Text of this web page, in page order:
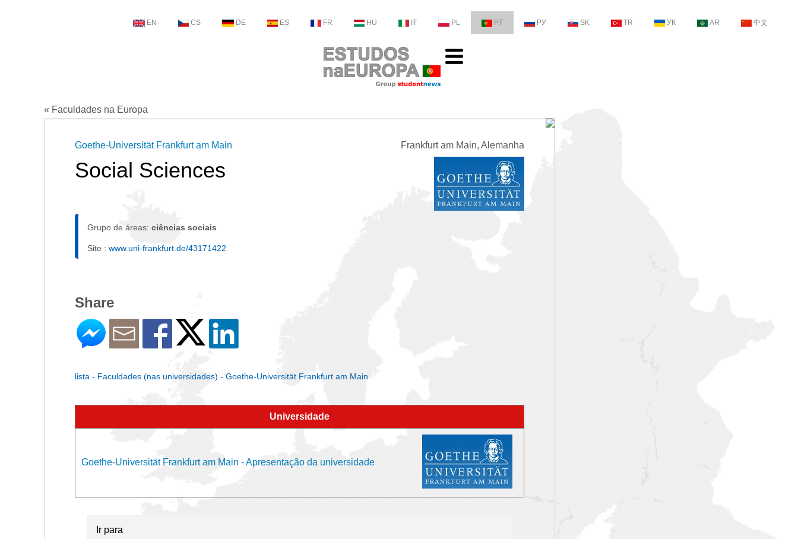
EN CS DE ES FR HU IT PL PT РУ SK TR УК AR 中文
« Faculdades na Europa
Frankfurt am Main, Alemanha
Goethe-Universität Frankfurt am Main
Social Sciences
Grupo de áreas: ciências sociais
Site : www.uni-frankfurt.de/43171422
Share
lista - Faculdades (nas universidades) - Goethe-Universität Frankfurt am Main
Universidade
Goethe-Universität Frankfurt am Main - Apresentação da universidade
Ir para